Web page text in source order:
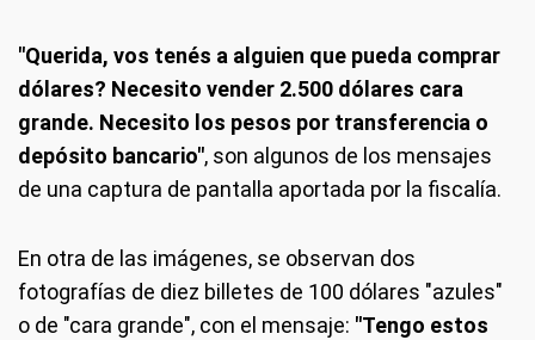
"Querida, vos tenés a alguien que pueda comprar
dólares? Necesito vender 2.500 dólares cara
grande. Necesito los pesos por transferencia o
depósito bancario", son algunos de los mensajes
de una captura de pantalla aportada por la fiscalía.
En otra de las imágenes, se observan dos
fotografías de diez billetes de 100 dólares "azules"
o de "cara grande", con el mensaje: "Tengo estos